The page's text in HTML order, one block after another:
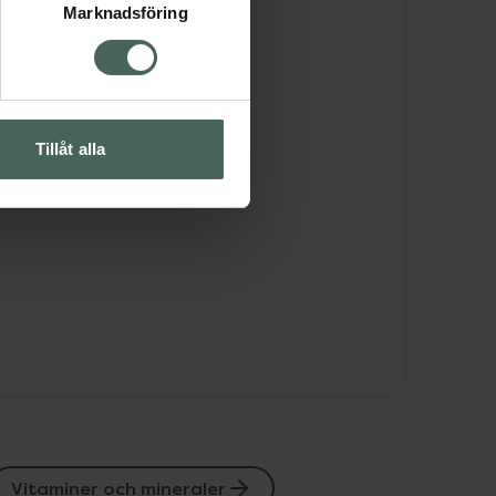
Marknadsföring
Tillåt alla
Vitaminer och mineraler